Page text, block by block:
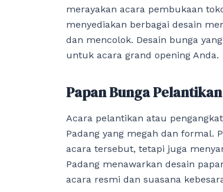
merayakan acara pembukaan
menyediakan berbagai desain
dan mencolok. Desain bunga
untuk acara grand opening Anda.
Papan Bunga Pelantikan
Acara pelantikan atau
Padang yang megah dan formal.
acara tersebut, tetapi juga
Padang menawarkan desain
acara resmi dan suasana